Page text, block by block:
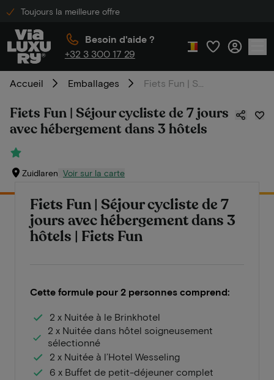
Toujours la meilleure offre
Besoin d'aide ?
+32 3 300 17 29
Accueil Emballages
Fiets Fun | Séjour cycliste de 7 jours
avec hébergement dans 3 hôtels
Zuidlaren Voir sur la carte
Fiets Fun | Séjour cycliste de 7
jours avec hébergement dans 3
hôtels | Fiets Fun
Cette formule pour 2 personnes comprend:
2 x Nuitée à le Brinkhotel
2 x Nuitée dans hôtel soigneusement
sélectionné
2 x Nuitée à l’Hotel Wesseling
6 x Buffet de petit-déjeuner complet